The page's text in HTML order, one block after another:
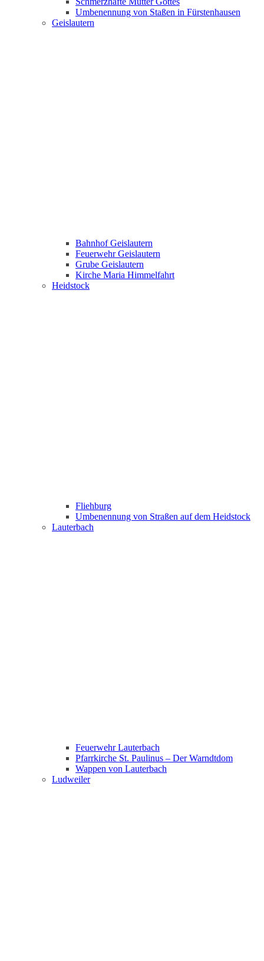
Umbenennung von Staßen in Fürstenhausen
Geislautern
Bahnhof Geislautern
Feuerwehr Geislautern
Grube Geislautern
Kirche Maria Himmelfahrt
Heidstock
Fliehburg
Umbenennung von Straßen auf dem Heidstock
Lauterbach
Feuerwehr Lauterbach
Pfarrkirche St. Paulinus – Der Warndtdom
Wappen von Lauterbach
Ludweiler